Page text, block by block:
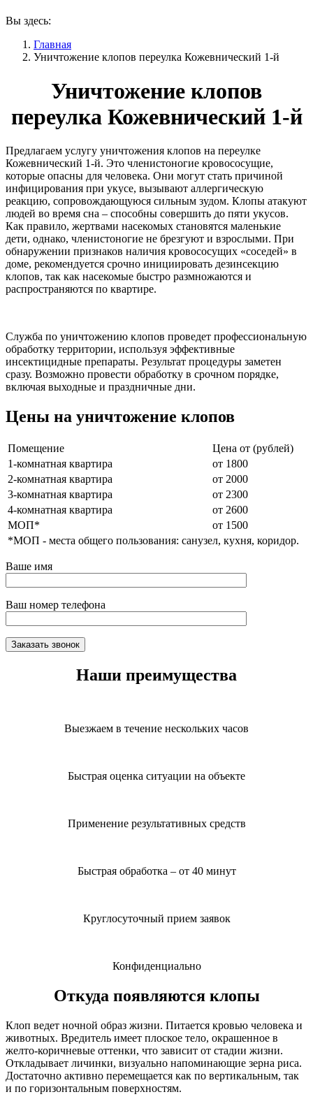
Вы здесь:
Главная
Уничтожение клопов переулка Кожевнический 1-й
Уничтожение клопов
переулка Кожевнический 1-й
Предлагаем услугу уничтожения клопов на переулке
Кожевнический 1-й. Это членистоногие кровососущие,
которые опасны для человека. Они могут стать причиной
инфицирования при укусе, вызывают аллергическую
реакцию, сопровождающуюся сильным зудом. Клопы атакуют
людей во время сна – способны совершить до пяти укусов.
Как правило, жертвами насекомых становятся маленькие
дети, однако, членистоногие не брезгуют и взрослыми. При
обнаружении признаков наличия кровососущих «соседей» в
доме, рекомендуется срочно инициировать дезинсекцию
клопов, так как насекомые быстро размножаются и
распространяются по квартире.
Служба по уничтожению клопов проведет профессиональную
обработку территории, используя эффективные
инсектицидные препараты. Результат процедуры заметен
сразу. Возможно провести обработку в срочном порядке,
включая выходные и праздничные дни.
Цены на уничтожение клопов
Помещение
Цена от (рублей)
1-комнатная квартира
от 1800
2-комнатная квартира
от 2000
3-комнатная квартира
от 2300
4-комнатная квартира
от 2600
МОП*
от 1500
*МОП - места общего пользования: санузел, кухня, коридор.
Ваше имя
Ваш номер телефона
Наши преимущества
Выезжаем в течение нескольких часов
Быстрая оценка ситуации на объекте
Применение результативных средств
Быстрая обработка – от 40 минут
Круглосуточный прием заявок
Конфиденциально
Откуда появляются клопы
Клоп ведет ночной образ жизни. Питается кровью человека и
животных. Вредитель имеет плоское тело, окрашенное в
желто-коричневые оттенки, что зависит от стадии жизни.
Откладывает личинки, визуально напоминающие зерна риса.
Достаточно активно перемещается как по вертикальным, так
и по горизонтальным поверхностям.